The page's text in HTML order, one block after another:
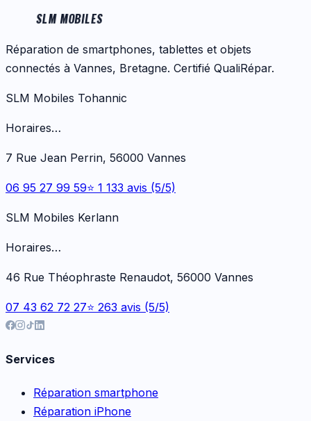
SLM MOBILES
Réparation de smartphones, tablettes et objets
connectés à Vannes, Bretagne. Certifié QualiRépar.
SLM Mobiles Tohannic
Horaires…
7 Rue Jean Perrin, 56000 Vannes
06 95 27 99 59⭐ 1 133 avis (5/5)
SLM Mobiles Kerlann
Horaires…
46 Rue Théophraste Renaudot, 56000 Vannes
07 43 62 72 27⭐ 263 avis (5/5)
Services
Réparation smartphone
Réparation iPhone